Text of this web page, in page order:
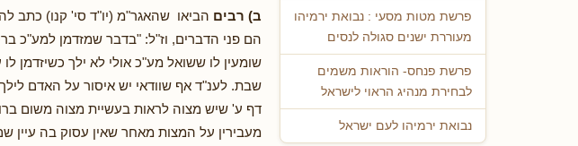
פרשת מטות מסעי : נבואת ירמיהו
מעוררת ישנים סגולה לנסים
פרשת פנחס- הוראות משמים
לבחירת מנהיג הראוי לישראל
נבואת ירמיהו לעם ישראל
ב) רבים הביאו שהאגר"מ (יו"ד סי' קנו) כתב
הם פני הדברים, וז"ל: "בדבר שמזדמן למע"כ
שומעין לו ששואל מע"כ אולי לא ילך כשיזדמן
שבת. לענ"ד אף שוודאי יש איסור על האדם
דף ע' שיש מצוה לראות בעשיית מצוה משום
מעבירין על המצות מאחר שאין עסוק בה עיין